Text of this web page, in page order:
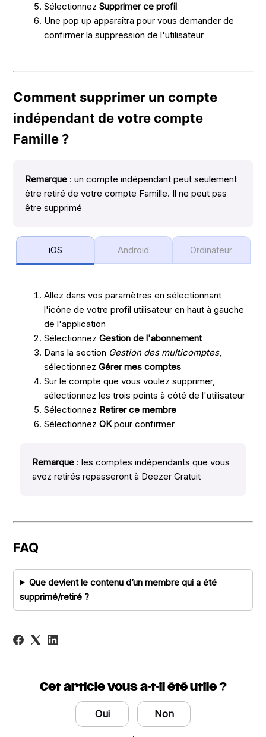
SélectionnezSupprimer ce profil
Une pop up apparaîtra pour vous demander de
confirmer la suppression de l'utilisateur
Comment supprimer un compte
indépendant de votre compte
Famille ?
Remarque : un compte indépendant peut seulement
être retiré de votre compte Famille. Il ne peut pas
être supprimé
iOS Android Ordinateur
Allez dans vos paramètres en sélectionnant
l'icône de votre profil utilisateur en haut à gauche
de l'application
SélectionnezGestion de l'abonnement
Dans la section Gestion des multicomptes,
sélectionnezGérer mes comptes
Sur le compte que vous voulez supprimer,
sélectionnez les trois points à côté de l'utilisateur
Sélectionnez Retirer ce membre
SélectionnezOKpour confirmer
Remarque : les comptes indépendants que vous
avez retirés repasseront à Deezer Gratuit
FAQ
Que devient le contenu d’un membre qui a été
supprimé/retiré ?
Cet article vous a-t-il été utile ?
Oui Non